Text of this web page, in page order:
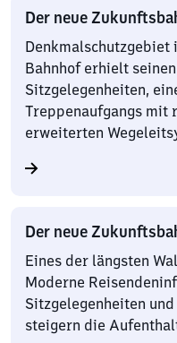
Der neue
Denkmalschutzgebiet
Bahnhof erhielt
Sitzgelegenheiten,
Treppenaufgangs mit
erweiterten
Der neue
Eines der längsten
Moderne
Sitzgelegenheiten
steigern die